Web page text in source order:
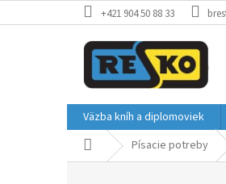
na
+421 904 50 88 33
Väzba kníh a diplomoviek
DomovPísacie potreby